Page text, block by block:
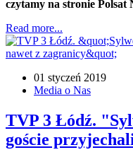
czytamy na stronie Polsat
Read more...
01 styczeń 2019
Media o Nas
TVP 3 Łódź.
goście